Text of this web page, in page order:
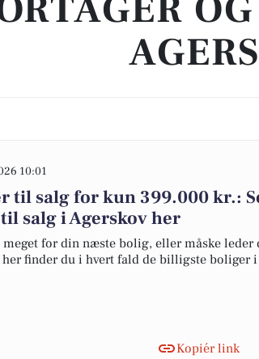
10:01
til salg for kun 399.000 kr.:
salg i Agerskov her
for din næste bolig, eller måske leder
finder du i hvert fald de billigste boliger i
Kopiér link